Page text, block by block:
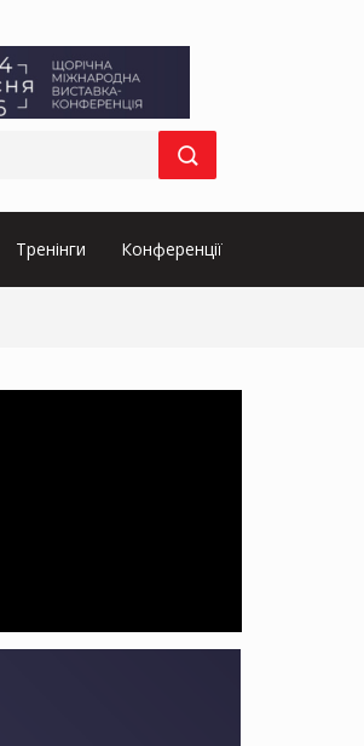
Тренінги Конференції